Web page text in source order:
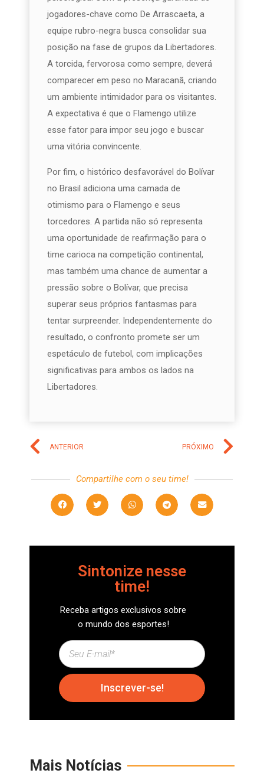
jogadores-chave como De Arrascaeta, a
equipe rubro-negra busca consolidar sua
posição na fase de grupos da Libertadores.
A torcida, fervorosa como sempre, deverá
comparecer em peso no Maracanã, criando
um ambiente intimidador para os visitantes.
A expectativa é que o Flamengo utilize
esse fator para impor seu jogo e buscar
uma vitória convincente.
Por fim, o histórico desfavorável do Bolívar
no Brasil adiciona uma camada de
otimismo para o Flamengo e seus
torcedores. A partida não só representa
uma oportunidade de reafirmação para o
time carioca na competição continental,
mas também uma chance de aumentar a
pressão sobre o Bolívar, que precisa
superar seus próprios fantasmas para
tentar surpreender. Independentemente do
resultado, o confronto promete ser um
espetáculo de futebol, com implicações
significativas para ambos os lados na
Libertadores.
ANTERIOR PRÓXIMO
Compartilhe com o seu time!
Sintonize nesse
time!
Receba artigos exclusivos sobre
o mundo dos esportes!
Inscrever-se!
Mais Notícias